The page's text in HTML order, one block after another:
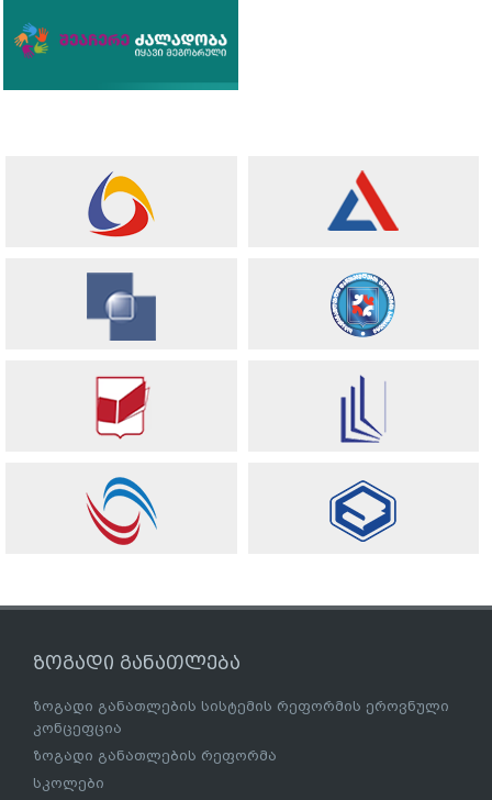
ზოგადი განათლება
ზოგადი განათლების სისტემის რეფორმის ეროვნული
კონცეფცია
ზოგადი განათლების რეფორმა
სკოლები